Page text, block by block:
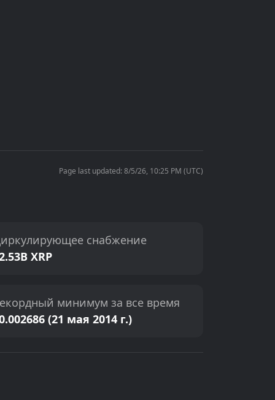
Page last updated: 8/5/26, 10:25 PM (UTC)
снабжение
XRP
минимум за все время
(21 мая 2014 г.)